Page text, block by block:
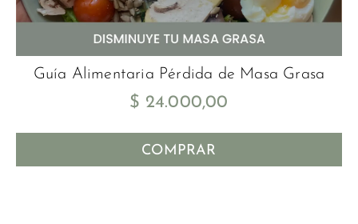
Guía Alimentaria Pérdida de Masa Grasa
$ 24.000,00
COMPRAR